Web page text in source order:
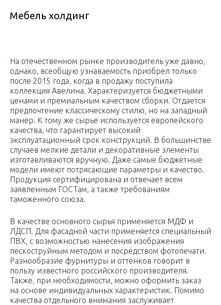
Мебель холдинг
На отечественном рынке производитель уже давно,
однако, всеобщую узнаваемость приобрел только
после 2015 года, когда в продажу поступила
коллекция Авелина. Характеризуется бюджетными
ценами и премиальным качеством сборки. Отдается
предпочтение классическому стилю, но на западный
манер. К тому же сырье используется европейского
качества, что гарантирует высокий
эксплуатационный срок конструкций. В большинстве
случаев мелкие детали и декоративные элементы
изготавливаются вручную. Даже самые бюджетные
модели имеют потрясающие параметры и качество.
Продукция сертифицирована и отвечает всем
заявленным ГОСТам, а также требованиям
таможенного союза.
В качестве основного сырья применяется МДФ и
ЛДСП. Для фасадной части применяется специальный
ПВХ, с возможностью нанесения изображения
пескоструйным методом и посредством фотопечати.
Разнообразие фурнитуры и оттенков говорит в
пользу известного российского производителя.
Также, при необходимости, можно оформить заказ
на основе индивидуальных характеристик. Помимо
качества отдельного внимания заслуживает